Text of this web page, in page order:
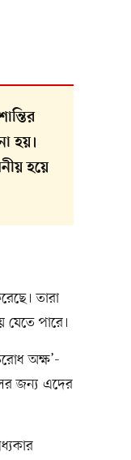
হয়।
হয়ে
তারা
যেতে পারে।
অক্ষ’-
জন্য এদের